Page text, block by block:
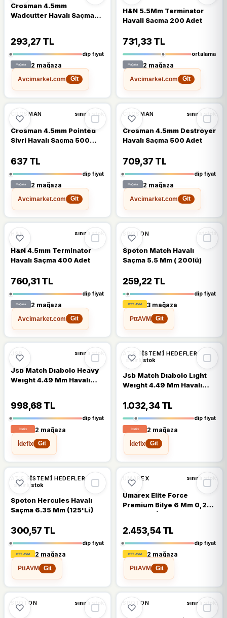
Crosman 4.5mm
Wadcutter Havalı Saçma
293,27 TL
dip fiyat
2 mağaza
Avcimarket.com
Git
H&N 5.5Mm Terminator
Havali Sacma 200 Adet
731,33 TL
ortalama
2 mağaza
Avcimarket.com
Git
%30 DÜŞTÜ
CROSMAN sınırlı stok
Crosman 4.5mm Pointed
Sivri Havalı Saçma 500
637 TL
dip fiyat
2 mağaza
Avcimarket.com
Git
%29 DÜŞTÜ
CROSMAN sınırlı stok
Crosman 4.5mm Destroyer
Havalı Saçma 500 Adet
709,37 TL
dip fiyat
2 mağaza
Avcimarket.com
Git
%29 %29 DÜŞTÜ
H&N sınırlı stok
H&N 4.5mm Terminator
Havalı Saçma 400 Adet
760,31 TL
dip fiyat
2 mağaza
Avcimarket.com
Git
%19
SPOTON stokta
Spoton Match Havalı
Saçma 5.5 Mm ( 200lü)
259,22 TL
dip fiyat
3 mağaza
PttAVM
Git
%15
JSB sınırlı stok
Jsb Match Dıabolo Heavy
Weıght 4.49 Mm Havalı
998,68 TL
dip fiyat
2 mağaza
İdefix
Git
%13
ATIŞ SISTEMI HEDEFLER
sınırlı stok
Jsb Match Dıabolo Lıght
Weıght 4.49 Mm Havalı
1.032,34 TL
dip fiyat
2 mağaza
İdefix
Git
%16
ATIŞ SISTEMI HEDEFLER
sınırlı stok
Spoton Hercules Havalı
Saçma 6.35 Mm (125'Li)
300,57 TL
dip fiyat
2 mağaza
PttAVM
Git
%15
UMAREX sınırlı stok
Umarex Elite Force
Premium Bilye 6 Mm 0,20
Gr Beyaz (2700'Lü)
2.453,54 TL
dip fiyat
2 mağaza
PttAVM
Git
%15
SPOTON sınırlı stok %15
SPOTON sınırlı stok